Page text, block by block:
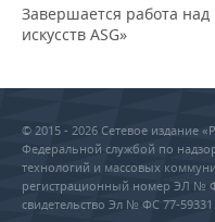
Завершается работа
искусств ASG»
© 2015 - 2026 Сетевое издание
Федеральной службой по
технологий и массовых
регистрационный номер ЭЛ №
свидетельство Эл № ФС 77-59331